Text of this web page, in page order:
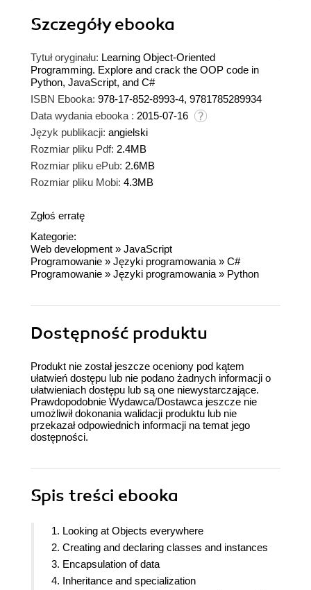
Szczegółyebooka
Tytuł oryginału: Learning Object-Oriented
Programming. Explore and crack the OOP code in
Python, JavaScript, and C#
ISBN Ebooka: 978-17-852-8993-4, 9781785289934
Data wydania ebooka : 2015-07-16
Język publikacji: angielski
Rozmiar pliku Pdf: 2.4MB
Rozmiar pliku ePub: 2.6MB
Rozmiar pliku Mobi: 4.3MB
Zgłoś erratę
Kategorie:
Web development » JavaScript
Programowanie » Języki programowania » C#
Programowanie » Języki programowania » Python
Dostępność produktu
Produkt nie został jeszcze oceniony pod kątem
ułatwień dostępu lub nie podano żadnych informacji o
ułatwieniach dostępu lub są one niewystarczające.
Prawdopodobnie Wydawca/Dostawca jeszcze nie
umożliwił dokonania walidacji produktu lub nie
przekazał odpowiednich informacji na temat jego
dostępności.
Spis treści ebooka
1. Looking at Objects everywhere
2. Creating and declaring classes and instances
3. Encapsulation of data
4. Inheritance and specialization